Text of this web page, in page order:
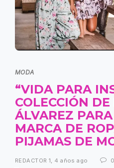
MODA
“VIDA PARA
COLECCIÓN
ÁLVAREZ
MARCA DE
PIJAMAS DE
REDACTOR 1, 4 años ago 0